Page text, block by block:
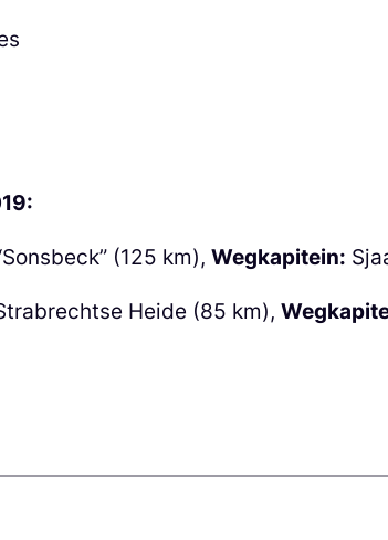
(125 km), Wegkapitein:
Heide (85 km),